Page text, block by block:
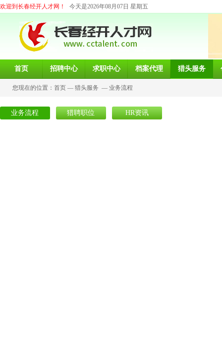
欢迎到长春经开人才网！ 今天是2026年08月07日 星期五
首页 招聘中心 求职中心 档案代理 猎头服务
您现在的位置： 首页 — 猎头服务 — 业务流程
业务流程 猎聘职位 HR资讯